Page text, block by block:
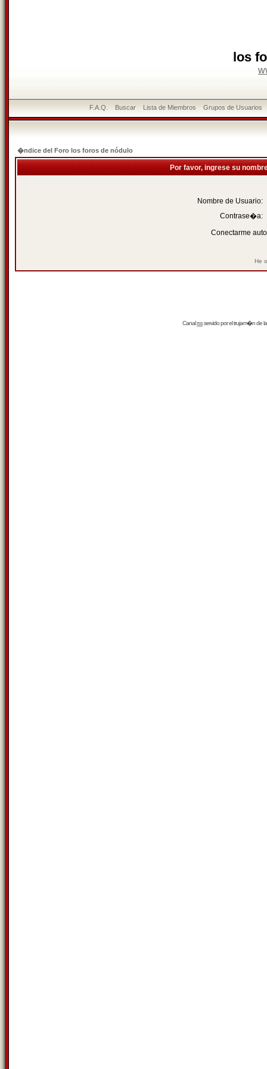
los
F.A.Q. Buscar Lista de Miembros Grupos de Usuarios
�ndice del Foro los foros de nódulo
Por favor, ingrese su
Nombre de Usuario:
Contrase�a:
Conectarme
He
Canalrssservido por eltrujam�nde